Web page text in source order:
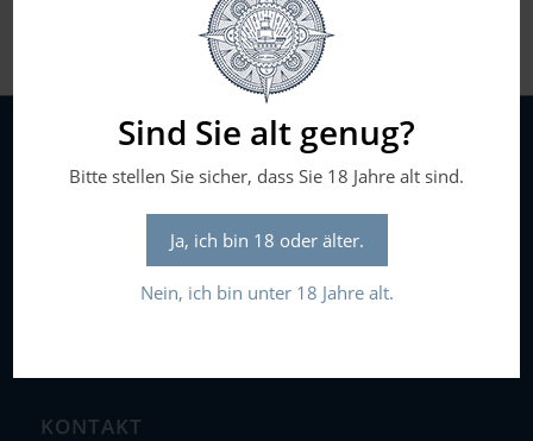
Sind Sie alt genug?
Bitte stellen Sie sicher, dass Sie 18 Jahre alt sind.
Ja, ich bin 18 oder älter.
Nein, ich bin unter 18 Jahre alt.
ADRESSE
Seamaster Consulting GmbH
D-85716 Unterschleissheim
KONTAKT